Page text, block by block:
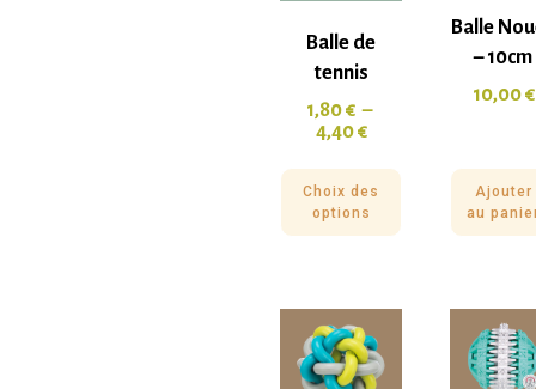
Balle de
tennis
1,80€ –
4,40€
Choix des
options
Balle
– 10cm
10,00€
Ajouter
au